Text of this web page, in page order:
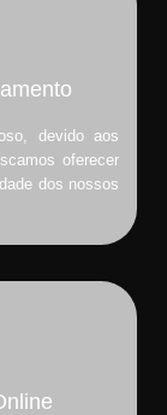
devido aos
oferecer
dos nossos